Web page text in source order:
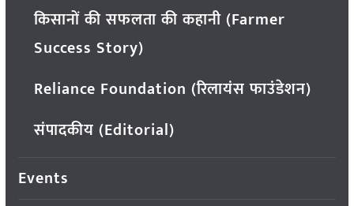
किसानों की सफलता की कहानी (Farmer
Success Story)
Reliance Foundation (रिलायंस फाउंडेशन)
संपादकीय (Editorial)
Events